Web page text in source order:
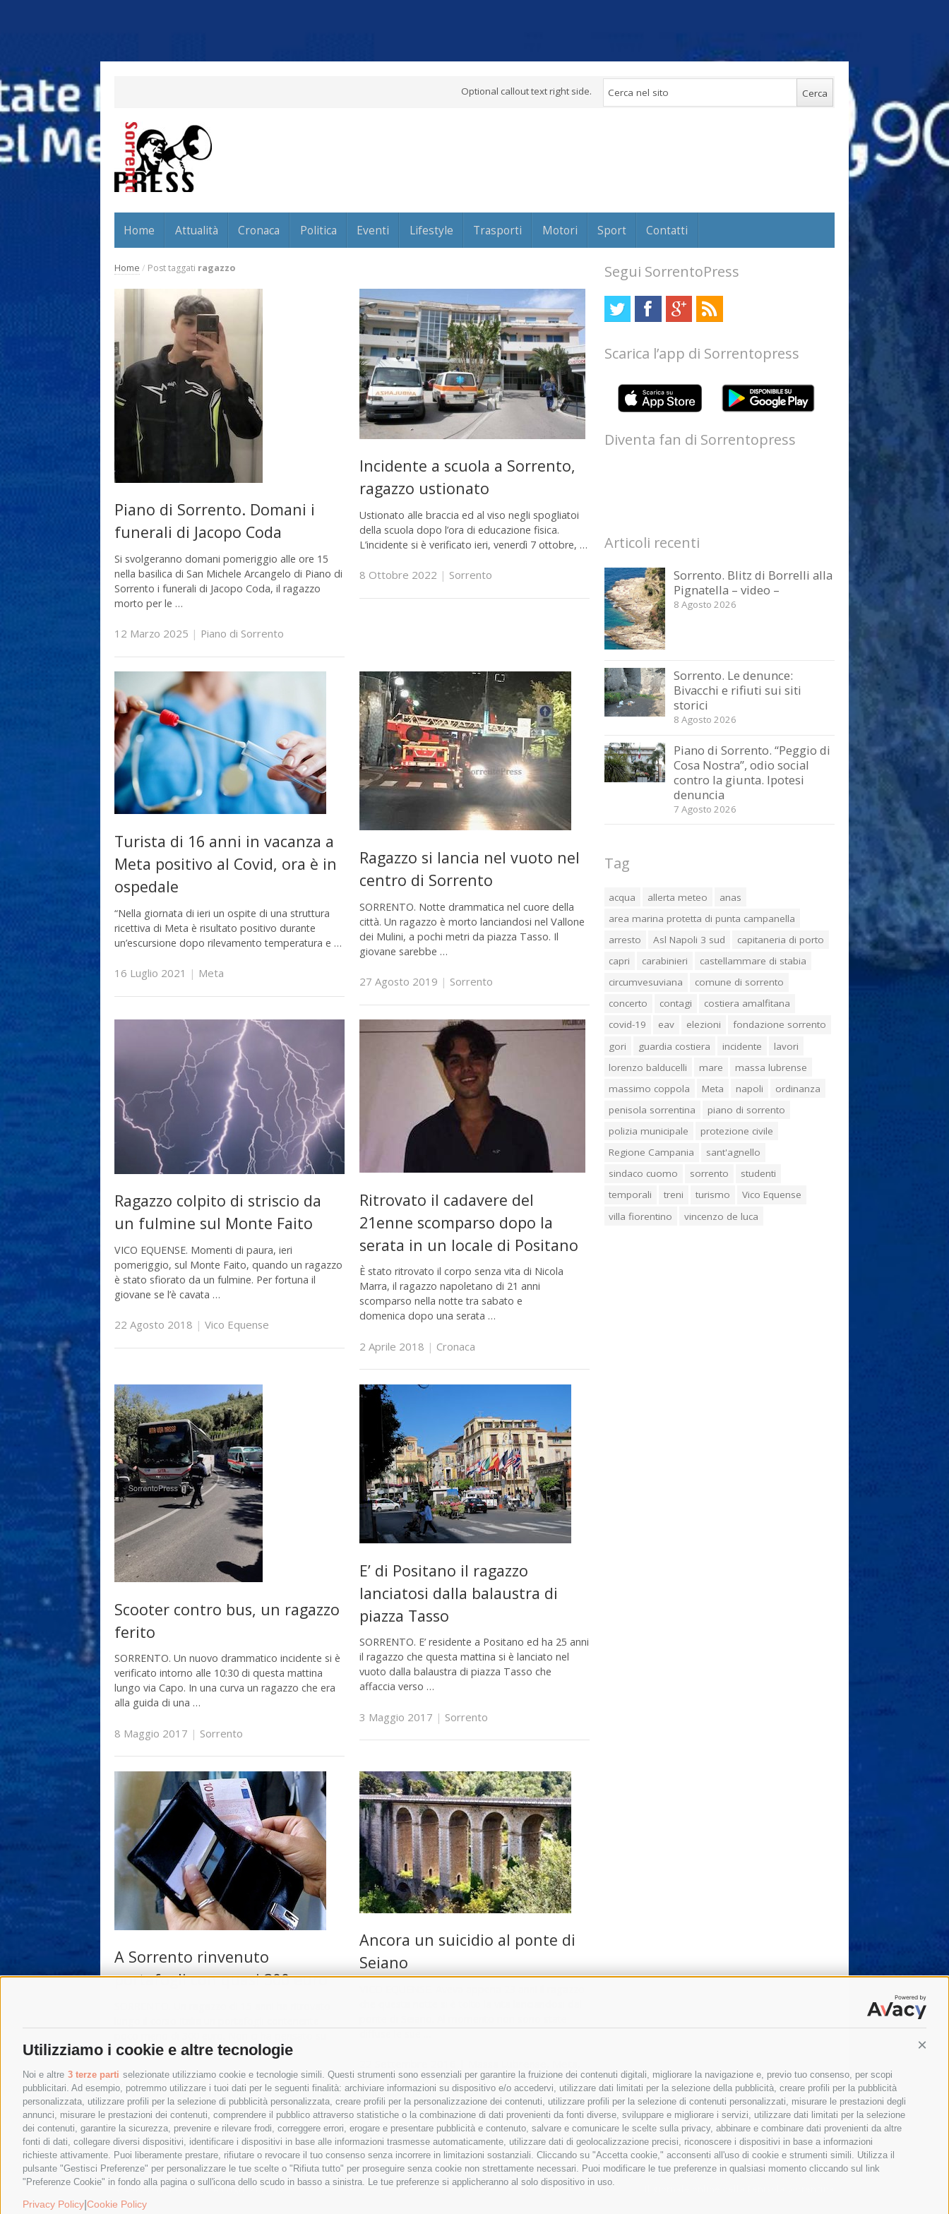
Utilizziamo i cookie e altre tecnologie
Noi e altre 3 terze parti selezionate utilizziamo cookie e tecnologie simili. Questi strumenti sono essenziali per garantire la fruizione dei contenuti digitali, migliorare la navigazione e, previo tuo consenso, per scopi
pubblicitari. Ad esempio, potremmo utilizzare i tuoi dati per le seguenti finalità: archiviare informazioni su dispositivo e/o accedervi, utilizzare dati limitati per la selezione della pubblicità, creare profili per la pubblicità
personalizzata, utilizzare profili per la selezione di pubblicità personalizzata, creare profili per la personalizzazione dei contenuti, utilizzare profili per la selezione di contenuti personalizzati, misurare le prestazioni degli
annunci, misurare le prestazioni dei contenuti, comprendere il pubblico attraverso statistiche o la combinazione di dati provenienti da fonti diverse, sviluppare e migliorare i servizi, utilizzare dati limitati per la selezione
dei contenuti, garantire la sicurezza, prevenire e rilevare frodi, correggere errori, erogare e presentare pubblicità e contenuto, salvare e comunicare le scelte sulla privacy, abbinare e combinare dati provenienti da altre
fonti di dati, collegare diversi dispositivi, identificare i dispositivi in base alle informazioni trasmesse automaticamente, utilizzare dati di geolocalizzazione precisi, riconoscere i dispositivi in base a informazioni
richieste attivamente. Puoi liberamente prestare, rifiutare o revocare il tuo consenso senza incorrere in limitazioni sostanziali. Cliccando su "Accetta cookie," acconsenti all'uso di cookie e strumenti simili. Utilizza il
pulsante "Gestisci Preferenze" per personalizzare le tue scelte o "Rifiuta tutto" per proseguire senza cookie non strettamente necessari. Puoi modificare le tue preferenze in qualsiasi momento cliccando sul link
"Preferenze Cookie" in fondo alla pagina o sull'icona dello scudo in basso a sinistra. Le tue preferenze si applicheranno al solo dispositivo in uso.
Privacy Policy Cookie Policy
Optional callout text right side.
Home Attualità Cronaca Politica Eventi Lifestyle Trasporti Motori Sport Contatti
Home / Post taggati ragazzo
Piano di Sorrento. Domani i
funerali di Jacopo Coda
Si svolgeranno domani pomeriggio alle ore 15
nella basilica di San Michele Arcangelo di Piano di
Sorrento i funerali di Jacopo Coda, il ragazzo
morto per le …
12 Marzo 2025 | Piano di Sorrento
Incidente a scuola a Sorrento,
ragazzo ustionato
Ustionato alle braccia ed al viso negli spogliatoi
della scuola dopo l’ora di educazione fisica.
L’incidente si è verificato ieri, venerdì 7 ottobre, …
8 Ottobre 2022 | Sorrento
Turista di 16 anni in vacanza a
Meta positivo al Covid, ora è in
ospedale
“Nella giornata di ieri un ospite di una struttura
ricettiva di Meta è risultato positivo durante
un’escursione dopo rilevamento temperatura e …
16 Luglio 2021 | Meta
Ragazzo si lancia nel vuoto nel
centro di Sorrento
SORRENTO. Notte drammatica nel cuore della
città. Un ragazzo è morto lanciandosi nel Vallone
dei Mulini, a pochi metri da piazza Tasso. Il
giovane sarebbe …
27 Agosto 2019 | Sorrento
Ragazzo colpito di striscio da
un fulmine sul Monte Faito
VICO EQUENSE. Momenti di paura, ieri
pomeriggio, sul Monte Faito, quando un ragazzo
è stato sfiorato da un fulmine. Per fortuna il
giovane se l’è cavata …
22 Agosto 2018 | Vico Equense
Ritrovato il cadavere del
21enne scomparso dopo la
serata in un locale di Positano
È stato ritrovato il corpo senza vita di Nicola
Marra, il ragazzo napoletano di 21 anni
scomparso nella notte tra sabato e
domenica dopo una serata …
2 Aprile 2018 | Cronaca
Scooter contro bus, un ragazzo
ferito
SORRENTO. Un nuovo drammatico incidente si è
verificato intorno alle 10:30 di questa mattina
lungo via Capo. In una curva un ragazzo che era
alla guida di una …
8 Maggio 2017 | Sorrento
E’ di Positano il ragazzo
lanciatosi dalla balaustra di
piazza Tasso
SORRENTO. E’ residente a Positano ed ha 25 anni
il ragazzo che questa mattina si è lanciato nel
vuoto dalla balaustra di piazza Tasso che
affaccia verso …
3 Maggio 2017 | Sorrento
A Sorrento rinvenuto
portafogli con quasi 300 euro
due volte ed appena ha …
12 Ottobre 2016|Sorrento
Ancora un suicidio al ponte di
Seiano
Piano di Sorrento,Sant'Agnello,Sorrento,Vico
Equense
←Post precedenti
Segui SorrentoPress
Scarica l’app di Sorrentopress
Diventa fan di Sorrentopress
Articoli recenti
Sorrento. Blitz di Borrelli alla
Pignatella – video –
8 Agosto 2026
Sorrento. Le denunce:
Bivacchi e rifiuti sui siti
storici
8 Agosto 2026
Piano di Sorrento. “Peggio di
Cosa Nostra”, odio social
contro la giunta. Ipotesi
denuncia
7 Agosto 2026
Tag
acqua allerta meteo
anas
area marina protetta di punta campanella
arresto
Asl Napoli 3 sud
capitaneria di porto
capri
carabinieri
castellammare di stabia
circumvesuviana
comune di sorrento
concerto
contagi
costiera amalfitana
covid-19
eav elezioni
fondazione sorrento
gori
guardia costiera incidente
lavori
lorenzo balducelli
mare
massa lubrense
massimo coppola
Meta napoli
ordinanza
penisola sorrentina
piano di sorrento
polizia municipale
protezione civile
Regione Campania
sant'agnello
sindaco cuomo
sorrento
studenti
temporali
treni turismo
Vico Equense
villa fiorentino
vincenzo de luca
© 2015 SorrentoPress. All rights reserved.
Privacy policy